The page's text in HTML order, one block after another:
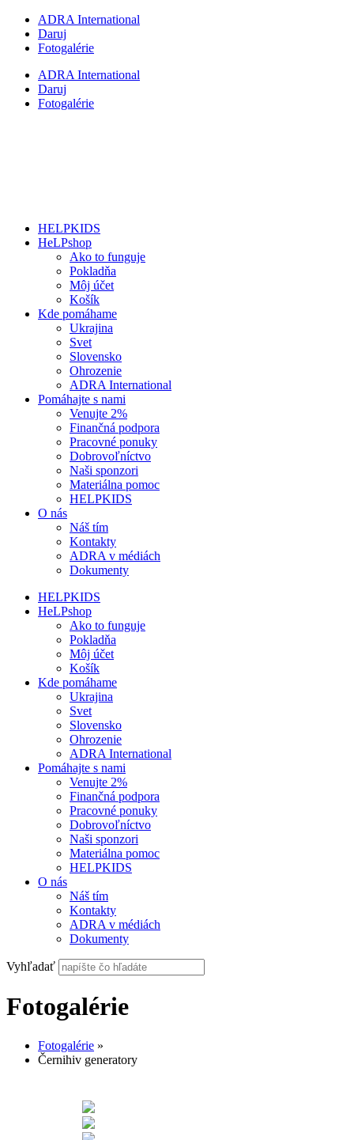
Preskočiť
obsah
ADRA International
Daruj
Fotogalérie
ADRA International
Daruj
Fotogalérie
HELPKIDS
HeLPshop
Ako to funguje
Pokladňa
Môj účet
Košík
Kde pomáhame
Ukrajina
Svet
Slovensko
Ohrozenie
ADRA International
Pomáhajte s nami
Venujte 2%
Finančná podpora
Pracovné ponuky
Dobrovoľníctvo
Naši sponzori
Materiálna pomoc
HELPKIDS
O nás
Náš tím
Kontakty
ADRA v médiách
Dokumenty
HELPKIDS
HeLPshop
Ako to funguje
Pokladňa
Môj účet
Košík
Kde pomáhame
Ukrajina
Svet
Slovensko
Ohrozenie
ADRA International
Pomáhajte s nami
Venujte 2%
Finančná podpora
Pracovné ponuky
Dobrovoľníctvo
Naši sponzori
Materiálna pomoc
HELPKIDS
O nás
Náš tím
Kontakty
ADRA v médiách
Dokumenty
Vyhľadať
Fotogalérie
Fotogalérie »
Černihiv generatory